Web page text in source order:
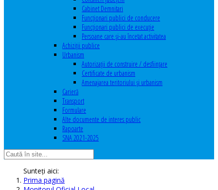
Cabinet Demnitari
Funcţionari publici de conducere
Funcționari publici de execuție
Persoane care şi-au încetat activitatea
Achiziţii publice
Urbanism
Autorizații de construire / desființare
Certificate de urbanism
Amenajarea teritoriului şi urbanism
Carieră
Transport
Formulare
Alte documente de interes public
Rapoarte
SNA 2021-2025
Sunteți aici:
Prima pagină